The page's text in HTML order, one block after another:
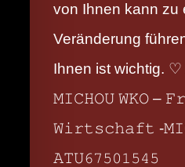
von Ihnen kann zu
Veränderung
Ihnen ist wichtig.
𝙼𝙸𝙲𝙷𝙾𝚄 𝚆𝙺𝙾 –
𝚆𝚒𝚛𝚝𝚜𝚌𝚑𝚊𝚏𝚝 -
𝙰𝚃𝚄𝟼𝟽𝟻𝟶𝟷𝟻𝟺𝟻